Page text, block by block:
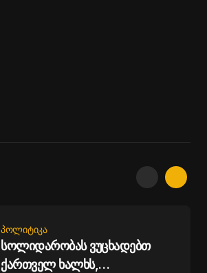
ᲞᲝᲚᲘᲢᲘᲙᲐ
სოლიდარობას ვუცხადებთ
ქართველ ხალხს,